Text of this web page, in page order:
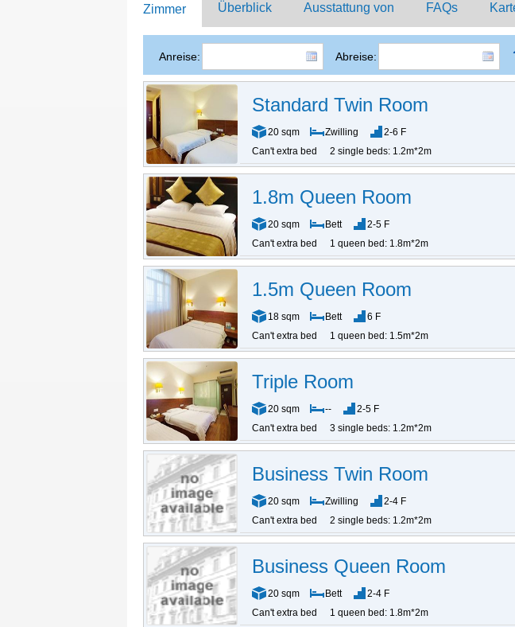
Zimmer Überblick Ausstattung von FAQs
Anreise: Abreise:
Standard Twin Room
20 sqm Zwilling
2-6 F
Can't extra bed
2 single beds: 1.2m*2m
1.8m Queen Room
20 sqm Bett
2-5 F
Can't extra bed
1 queen bed: 1.8m*2m
1.5m Queen Room
18 sqm Bett
6 F
Can't extra bed
1 queen bed: 1.5m*2m
Triple Room
20 sqm --
2-5 F
Can't extra bed
3 single beds: 1.2m*2m
Business Twin Room
20 sqm Zwilling
2-4 F
Can't extra bed
2 single beds: 1.2m*2m
Business Queen Room
20 sqm Bett
2-4 F
Can't extra bed
1 queen bed: 1.8m*2m